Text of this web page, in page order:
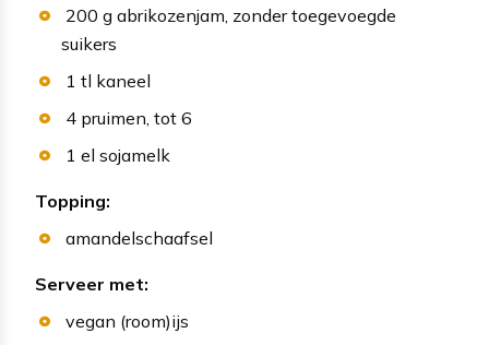
200 g abrikozenjam, zonder toegevoegde
suikers
1 tl kaneel
4 pruimen, tot 6
1 el sojamelk
Topping:
amandelschaafsel
Serveer met:
vegan (room)ijs